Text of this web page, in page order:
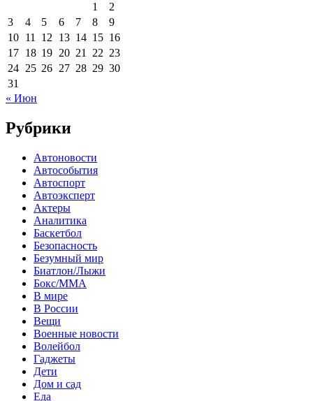
1
2
3
4 5 6 7 8
9
10 11 12 13 14 15 16
17 18 19 20 21 22 23
24 25 26 27 28 29 30
31
« Июн
Рубрики
Автоновости
Автособытия
Автоспорт
Автоэксперт
Актеры
Аналитика
Баскетбол
Безопасность
Безумный мир
Биатлон/Лыжи
Бокс/MMA
В мире
В России
Вещи
Военные новости
Волейбол
Гаджеты
Дети
Дом и сад
Еда